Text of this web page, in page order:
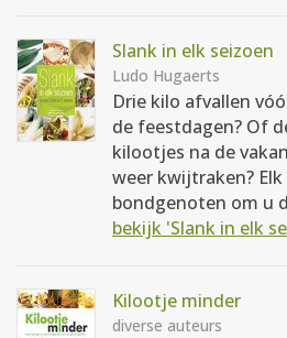
Slank in elk seizoen
Ludo Hugaerts
Drie kilo afvallen
de feestdagen? Of
kilootjes na de
weer kwijtraken?
bondgenoten om u
bekijk 'Slank in elk
Kilootje minder
diverse auteurs